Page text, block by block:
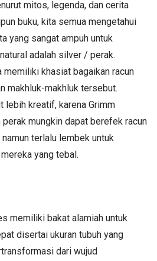
mitos, legenda, dan cerita
buku, kita semua mengetahui
yang sangat ampuh untuk
adalah silver / perak.
memiliki khasiat bagaikan racun
makhluk-makhluk tersebut.
lebih kreatif, karena Grimm
mungkin dapat berefek racun
terlalu lembek untuk
yang tebal.
memiliki bakat alamiah untuk
disertai ukuran tubuh yang
dari wujud